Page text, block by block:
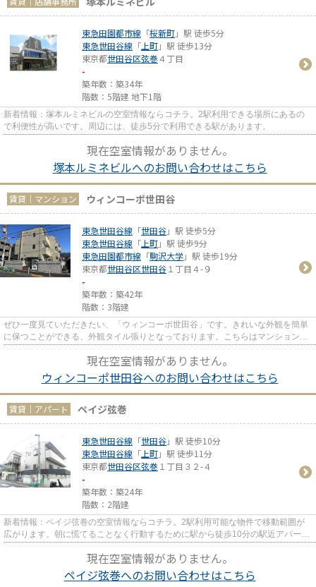
東急田園都市線 「桜新町」駅 徒歩5分
東急世田谷線 「 上町」駅 徒歩13分
東京都世田谷区弦巻４丁目
-
築年数：築34年
階数：5階建 地下1階
新着情報：塚本ルミネビルの空室情報ならコチラ。2駅利用できる場所にあるの
で利便性が高いです。周辺には、徒歩5分で利用できる駅があります。
現在空室情報がありません。
塚本ルミネビルへのお問い合わせはこちら
賃貸｜マンション ウィンコーポ世田谷
東急世田谷線 「世田谷」駅 徒歩5分
東急世田谷線 「 上町」駅 徒歩9分
東急田園都市線 「駒沢大学」駅 徒歩19分
東京都世田谷区世田谷１丁目４-９
-
築年数：築42年
階数：3階建
ぜひ一度見ていただきたい、「ウィンコーポ世田谷」です。きれいな外観を簡単
に保つことができる、外観タイル張りとなっております。こちらはマンションタ
現在空室情報がありません。
ウィンコーポ世田谷へのお問い合わせはこちら
賃貸｜アパート ペイジ弦巻
東急世田谷線 「世田谷」駅 徒歩10分
東急世田谷線 「 上町」駅 徒歩11分
東京都世田谷区弦巻 １丁目３２-４
-
築年数：築24年
階数：2階建
新着情報：ペイジ弦巻の空室情報ならコチラ。2駅利用可能な物件で移動範囲が
広がります。朝に慌てることなく行動するために駅から徒歩10分の駅近アパート
現在空室情報がありません。
ペイジ弦巻へのお問い合わせはこちら